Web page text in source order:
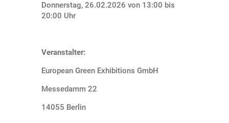
Donnerstag, 26.02.2026 von 13:00 bis
20:00 Uhr
Veranstalter:
European Green Exhibitions GmbH
Messedamm 22
14055 Berlin